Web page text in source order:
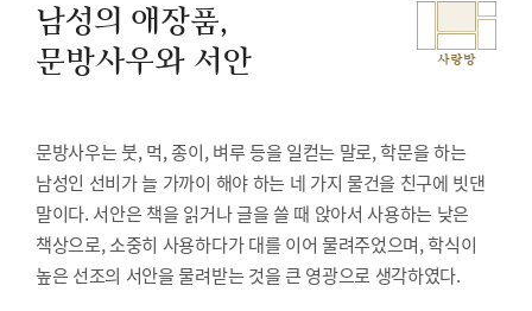
남성의 애장품,
문방사우와 서안
사랑방
문방사우는 붓, 먹, 종이, 벼루 등을 일컫는 말로, 학문을 하는
남성인 선비가 늘 가까이 해야 하는 네 가지 물건을 친구에 빗댄
말이다. 서안은 책을 읽거나 글을 쓸 때 앉아서 사용하는 낮은
책상으로, 소중히 사용하다가 대를 이어 물려주었으며, 학식이
높은 선조의 서안을 물려받는 것을 큰 영광으로 생각하였다.